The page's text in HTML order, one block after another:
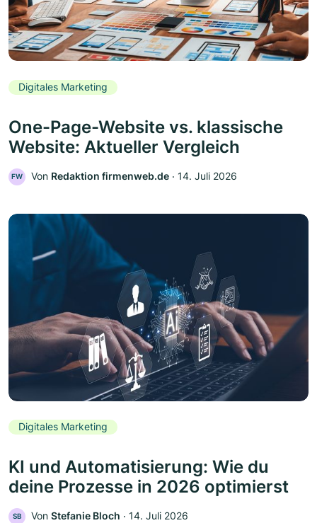
Digitales Marketing
One-Page-Website vs. klassische
Website: Aktueller Vergleich
FW Von Redaktion firmenweb.de ‧ 14. Juli 2026
Digitales Marketing
KI und Automatisierung: Wie du
deine Prozesse in 2026 optimierst
SB Von Stefanie Bloch ‧ 14. Juli 2026